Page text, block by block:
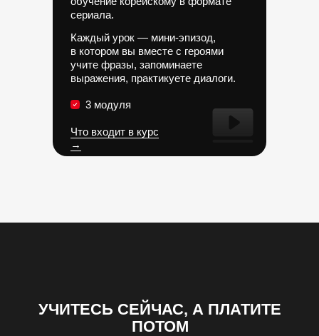
сериала.
Каждый урок — мини-эпизод,
в котором вы вместе с героями
учите фразы, запоминаете
выражения, практикуете диалоги.
3 модуля
Что входит в курс
→
УЧИТЕСЬ СЕЙЧАС, А ПЛАТИТЕ
ПОТОМ